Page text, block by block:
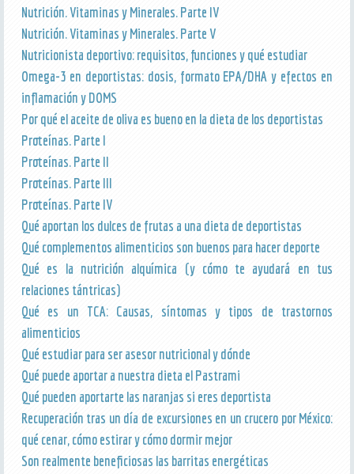
Nutrición. Vitaminas y Minerales. Parte IV
Nutrición. Vitaminas y Minerales. Parte V
Nutricionista deportivo: requisitos, funciones y qué estudiar
Omega-3 en deportistas: dosis, formato EPA/DHA y efectos en
inflamación y DOMS
Por qué el aceite de oliva es bueno en la dieta de los deportistas
Proteínas. Parte I
Proteínas. Parte II
Proteínas. Parte III
Proteínas. Parte IV
Qué aportan los dulces de frutas a una dieta de deportistas
Qué complementos alimenticios son buenos para hacer deporte
Qué es la nutrición alquímica (y cómo te ayudará en tus
relaciones tántricas)
Qué es un TCA: Causas, síntomas y tipos de trastornos
alimenticios
Qué estudiar para ser asesor nutricional y dónde
Qué puede aportar a nuestra dieta el Pastrami
Qué pueden aportarte las naranjas si eres deportista
Recuperación tras un día de excursiones en un crucero por México:
qué cenar, cómo estirar y cómo dormir mejor
Son realmente beneficiosas las barritas energéticas